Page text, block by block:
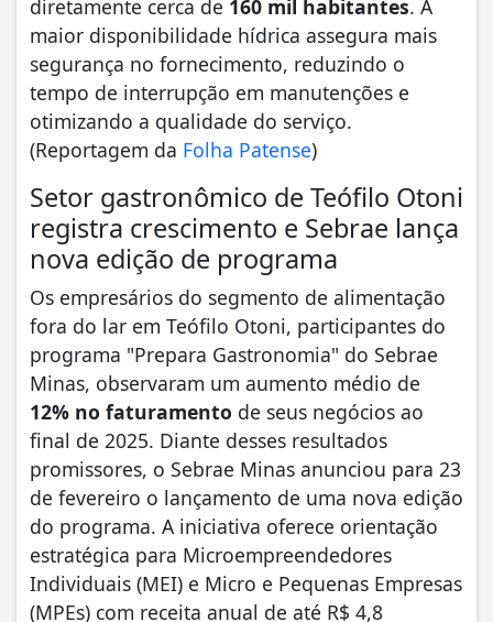
diretamente cerca de 160 mil habitantes. A
maior disponibilidade hídrica assegura mais
segurança no fornecimento, reduzindo o
tempo de interrupção em manutenções e
otimizando a qualidade do serviço.
(Reportagem da Folha Patense)
Setor gastronômico de Teófilo Otoni
registra crescimento e Sebrae lança
nova edição de programa
Os empresários do segmento de alimentação
fora do lar em Teófilo Otoni, participantes do
programa "Prepara Gastronomia" do Sebrae
Minas, observaram um aumento médio de
12% no faturamento de seus negócios ao
final de 2025. Diante desses resultados
promissores, o Sebrae Minas anunciou para 23
de fevereiro o lançamento de uma nova edição
do programa. A iniciativa oferece orientação
estratégica para Microempreendedores
Individuais (MEI) e Micro e Pequenas Empresas
(MPEs) com receita anual de até R$ 4,8